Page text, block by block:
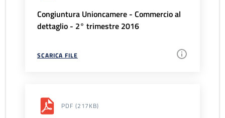
Congiuntura Unioncamere - Commercio al
dettaglio - 2° trimestre 2016
SCARICA FILE
PDF (217KB)